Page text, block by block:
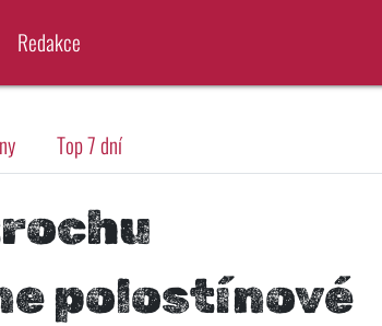
Redakce
Top 7 dní
polostínové